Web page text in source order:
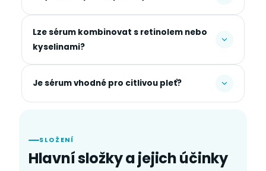
Lze sérum kombinovat s retinolem nebo
kyselinami?
Je sérum vhodné pro citlivou pleť?
SLOŽENÍ
Hlavní složky a jejich účinky